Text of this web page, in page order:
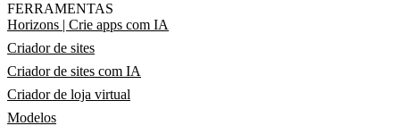
FERRAMENTAS
Horizons | Crie apps com IA
Criador de sites
Criador de sites com IA
Criador de loja virtual
Modelos